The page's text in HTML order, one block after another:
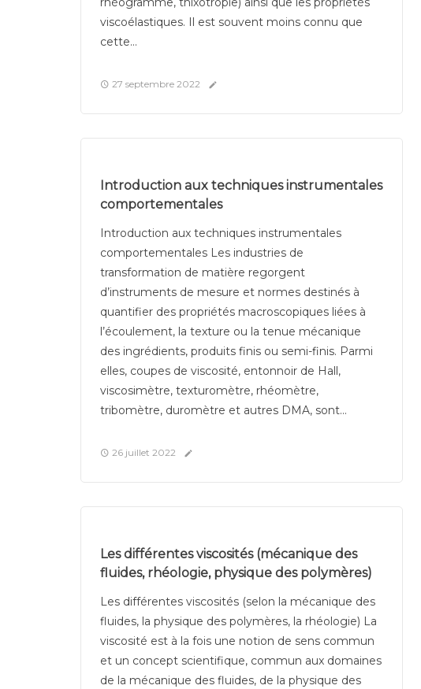
viscoélastiques. Il est souvent moins connu que
cette...
27 septembre 2022
Introduction aux techniques instrumentales
comportementales
Introduction aux techniques instrumentales
comportementales Les industries de
transformation de matière regorgent
d’instruments de mesure et normes destinés à
quantifier des propriétés macroscopiques liées à
l’écoulement, la texture ou la tenue mécanique
des ingrédients, produits finis ou semi-finis. Parmi
elles, coupes de viscosité, entonnoir de Hall,
viscosimètre, texturomètre, rhéomètre,
tribomètre, duromètre et autres DMA, sont...
26 juillet 2022
Les différentes viscosités (mécanique des
fluides, rhéologie, physique des polymères)
Les différentes viscosités (selon la mécanique des
fluides, la physique des polymères, la rhéologie) La
viscosité est à la fois une notion de sens commun
et un concept scientifique, commun aux domaines
de la mécanique des fluides, de la physique des